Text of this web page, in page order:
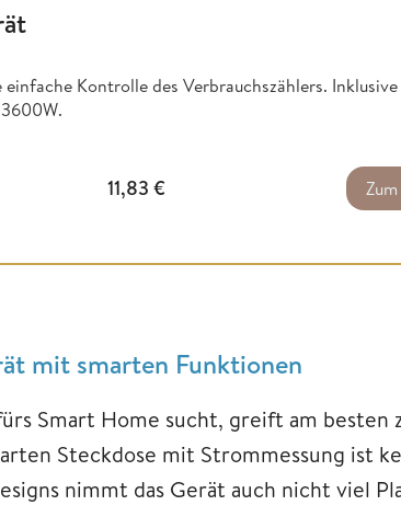
Kontrolle des Verbrauchszählers.
11,83 €
mit smarten Funktionen
Smart Home sucht, greift am besten
Steckdose mit Strommessung ist
nimmt das Gerät auch nicht viel